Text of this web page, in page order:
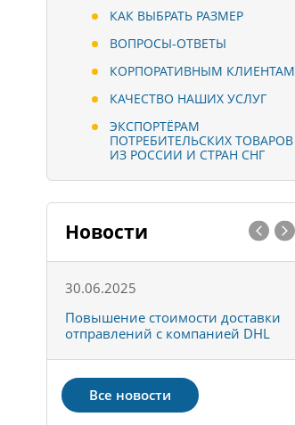
КАК ВЫБРАТЬ РАЗМЕР
ВОПРОСЫ-ОТВЕТЫ
КОРПОРАТИВНЫМ КЛИЕНТАМ
КАЧЕСТВО НАШИХ УСЛУГ
ЭКСПОРТЁРАМ
ПОТРЕБИТЕЛЬСКИХ ТОВАРОВ
ИЗ РОССИИ И СТРАН СНГ
Новости
30.06.2025
Повышение стоимости доставки
отправлений с компанией DHL
Все новости